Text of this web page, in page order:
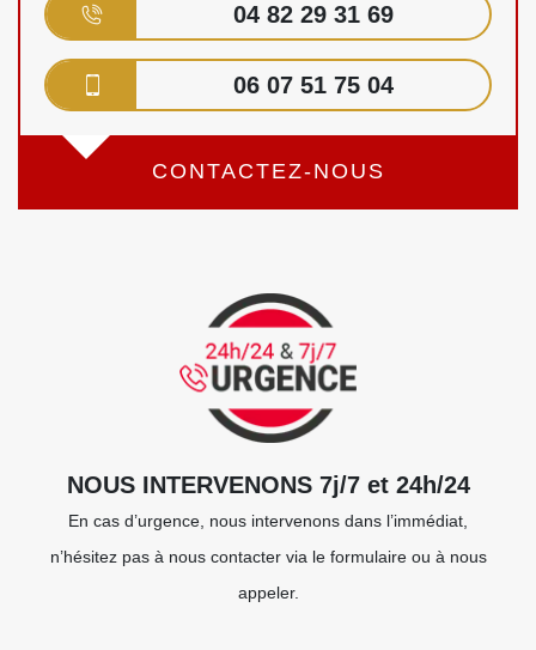
04 82 29 31 69
06 07 51 75 04
CONTACTEZ-NOUS
NOUS INTERVENONS 7j/7 et 24h/24
En cas d’urgence, nous intervenons dans l’immédiat,
n’hésitez pas à nous contacter via le formulaire ou à nous
appeler.